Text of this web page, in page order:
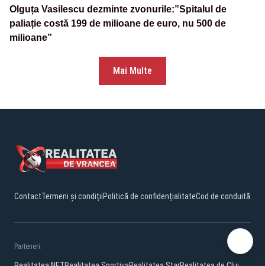
Olguța Vasilescu dezminte zvonurile:”Spitalul de
paliație costă 199 de milioane de euro, nu 500 de
milioane”
Mai Multe
ContactTermeni și condițiiPolitică de confidențialitateCod de conduită
Parteneri: